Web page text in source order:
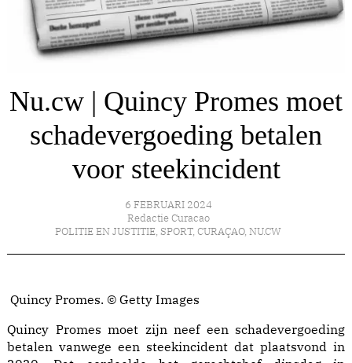
Nu.cw | Quincy Promes moet
schadevergoeding betalen
voor steekincident
6 FEBRUARI 2024
Redactie Curacao
POLITIE EN JUSTITIE, SPORT, CURAÇAO, NU.CW
Quincy Promes. © Getty Images
Quincy Promes moet zijn neef een schadevergoeding
betalen vanwege een steekincident dat plaatsvond in